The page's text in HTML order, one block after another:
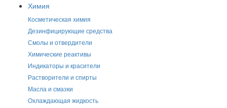
Химия
Косметическая химия
Дезинфицирующие средства
Смолы и отвердители
Химические реактивы
Индикаторы и красители
Растворители и спирты
Масла и смазки
Охлаждающая жидкость